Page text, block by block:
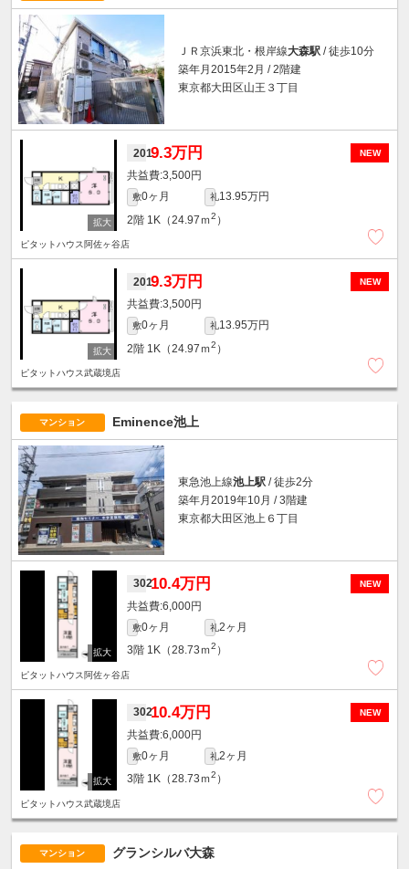
ＪＲ京浜東北・根岸線大森駅 / 徒歩10分
築年月2015年2月 / 2階建
東京都大田区山王３丁目
NEW
2019.3万円
3,500円
敷0ヶ月 礼13.95万円
2階 1K（24.97ｍ2 ）
ピタットハウス阿佐ヶ谷店
NEW
2019.3万円
3,500円
敷0ヶ月 礼13.95万円
2階 1K（24.97ｍ2 ）
ピタットハウス武蔵境店
マンション Eminence池上
東急池上線池上駅 / 徒歩2分
築年月2019年10月 / 3階建
東京都大田区池上６丁目
NEW
30210.4万円
6,000円
敷0ヶ月 礼2ヶ月
3階 1K（28.73ｍ2 ）
ピタットハウス阿佐ヶ谷店
NEW
30210.4万円
6,000円
敷0ヶ月 礼2ヶ月
3階 1K（28.73ｍ2 ）
ピタットハウス武蔵境店
マンション グランシルバ大森